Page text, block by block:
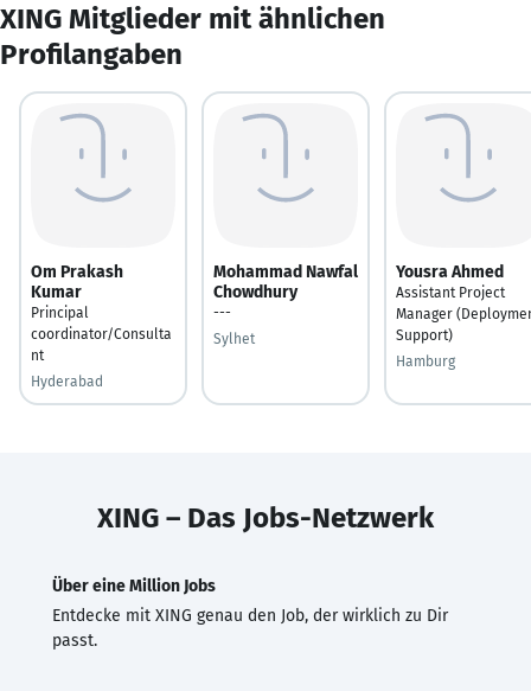
XING Mitglieder mit ähnlichen
Profilangaben
Om Prakash
Kumar
Principal
coordinator/Consulta
nt
Hyderabad
Mohammad Nawfal
Chowdhury
---
Sylhet
Yousra Ahmed
Assistant Project
Manager
Support)
Hamburg
XING – Das Jobs-Netzwerk
Über eine Million Jobs
Entdecke mit XING genau den Job, der wirklich zu Dir
passt.